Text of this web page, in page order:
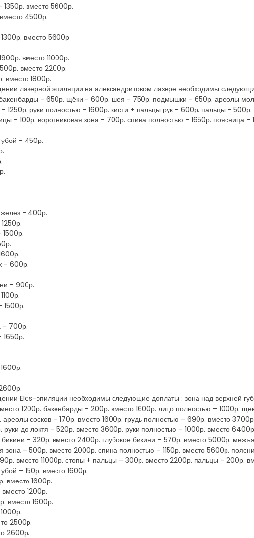
вместо 5600р.
4500р.
вместо 5600р
вместо 11000р.
вместо 2200р.
вместо 1800р.
лазерной эпиляции на александритовом лазере необходимы
- 650р. щёки - 600р. шея - 750р. подмышки - 650р. ареолы
- 1250р. руки полностью - 1600р. кисти + пальцы рук - 600р. пальцы - 500р.
- 100р. воротниковая зона - 700р. спина полностью - 1650р. поясница
- 450р.
- 400р.
- 600р.
- 900р.
1500р.
- 700р.
1650р.
Elos-эпиляции необходимы следующие доплаты : зона над верхней
1200р. бакенбарды – 200р. вместо 1600р. лицо полностью – 1000р.
сосков – 170р. вместо 1600р. грудь полностью – 690р. вместо
до локтя – 520р. вместо 3600р. руки полностью – 1000р. вместо
бикини – 320р. вместо 2400р. глубокое бикини – 570р. вместо 5000р.
зона – 500р. вместо 2000р. спина полностью – 1150р. вместо 5600р.
вместо 11000р. стопы + пальцы – 300р. вместо 2200р. пальцы – 200р.
– 150р. вместо 1600р.
вместо 1600р.
1200р.
вместо 1600р.
2500р.
2600р.